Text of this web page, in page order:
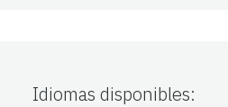
Idiomas disponibles: